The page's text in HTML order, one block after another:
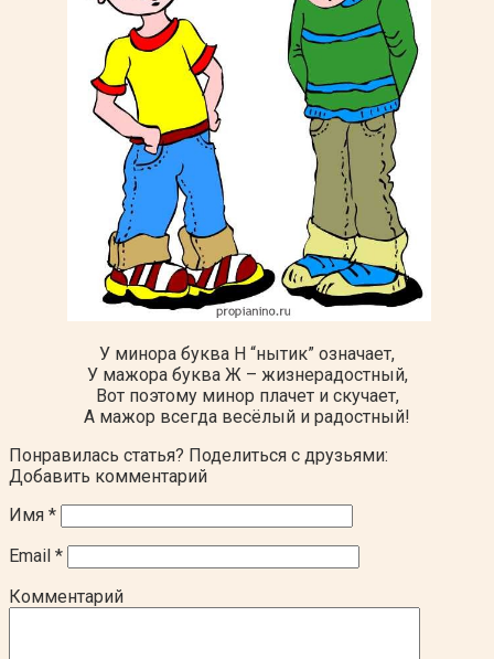
У минора буква Н “нытик” означает,
У мажора буква Ж – жизнерадостный,
Вот поэтому минор плачет и скучает,
А мажор всегда весёлый и радостный!
Понравилась статья? Поделиться с друзьями:
Добавить комментарий
Имя *
Email *
Комментарий